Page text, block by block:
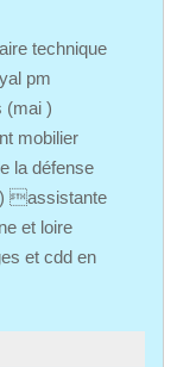
technique
pm
(mai )
mobilier
la défense
) assistante
et loire
et cdd en